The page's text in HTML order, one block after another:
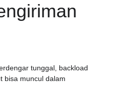
tunggal, backload
bisa muncul dalam